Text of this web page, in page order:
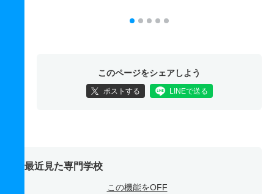
このページをシェアしよう
ポストする LINEで送る
最近見た専門学校
この機能をOFF